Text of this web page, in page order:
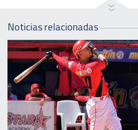
Noticias relacionadas